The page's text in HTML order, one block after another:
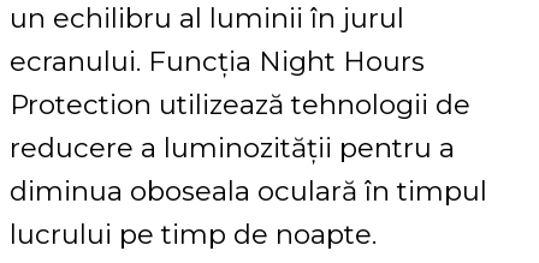
un echilibru al luminii în jurul
ecranului. Funcția Night Hours
Protection utilizează tehnologii de
reducere a luminozității pentru a
diminua oboseala oculară în timpul
lucrului pe timp de noapte.